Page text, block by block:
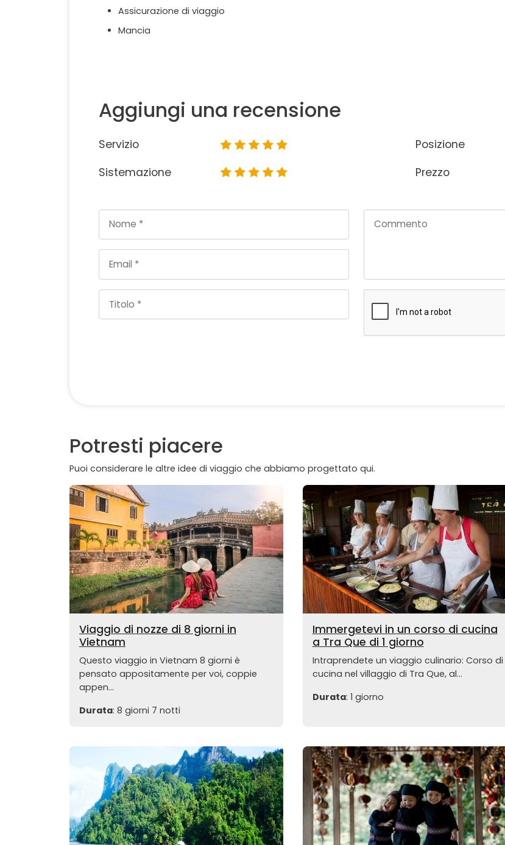
Assicurazione di viaggio
Mancia
Aggiungi una recensione
Servizio
Posizione
Sistemazione
Prezzo
Potresti piacere
Puoi considerare le altre idee di viaggio che abbiamo progettato qui.
Viaggio di nozze di 8 giorni in
Vietnam
Questo viaggio in Vietnam 8 giorni è
pensato appositamente per voi, coppie
appen...
Durata: 8 giorni 7 notti
Immergetevi in un corso di cucina
a Tra Que di 1 giorno
Intraprendete un viaggio culinario: Corso di
cucina nel villaggio di Tra Que, al...
Durata: 1 giorno